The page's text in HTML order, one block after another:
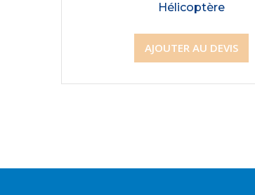
Hélicoptère
AJOUTER AU DEVIS